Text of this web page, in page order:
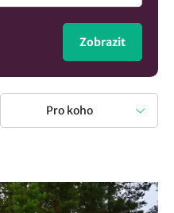
Zobrazit
Pro koho